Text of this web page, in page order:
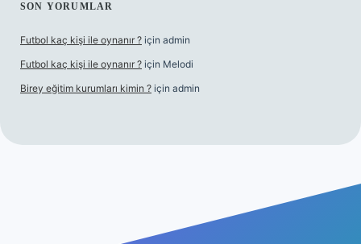
SON YORUMLAR
Futbol kaç kişi ile oynanır ? için admin
Futbol kaç kişi ile oynanır ? için Melodi
Birey eğitim kurumları kimin ? için admin